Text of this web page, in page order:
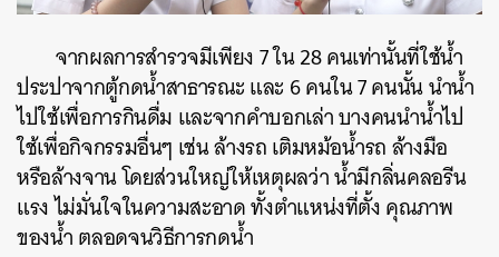
จากผลการสำรวจมีเพียง 7 ใน 28 คนเท่านั้นที่ใช้น้ำ
ประปาจากตู้กดน้ำสาธารณะ และ 6 คนใน 7 คนนั้น นำน้ำ
ไปใช้เพื่อการกินดื่ม และจากคำบอกเล่า บางคนนำน้ำไป
ใช้เพื่อกิจกรรมอื่นๆ เช่น ล้างรถ เติมหม้อน้ำรถ ล้างมือ
หรือล้างจาน โดยส่วนใหญ่ให้เหตุผลว่า น้ำมีกลิ่นคลอรีน
แรง ไม่มั่นใจในความสะอาด ทั้งตำแหน่งที่ตั้ง คุณภาพ
ของน้ำ ตลอดจนวิธีการกดน้ำ